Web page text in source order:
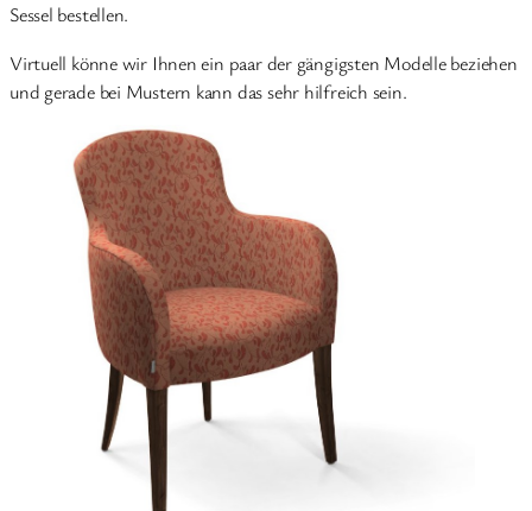
Sessel bestellen.
Virtuell könne wir Ihnen ein paar der gängigsten Modelle beziehen
und gerade bei Mustern kann das sehr hilfreich sein.